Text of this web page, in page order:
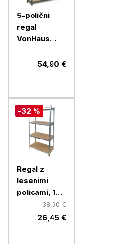
5-polični
regal
VonHaus
54,90 €
-32 %
Regal z
lesenimi
policami, 180
x 90 x 40 cm
38,90 €
26,45 €